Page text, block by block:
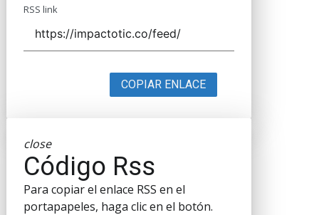
RSS link
COPIAR ENLACE
close
Código Rss
Para copiar el enlace RSS en el
portapapeles, haga clic en el botón.